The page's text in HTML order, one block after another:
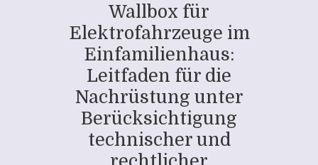
Wallbox für
Elektrofahrzeuge im
Einfamilienhaus:
Leitfaden für die
Nachrüstung unter
Berücksichtigung
technischer und
rechtlicher